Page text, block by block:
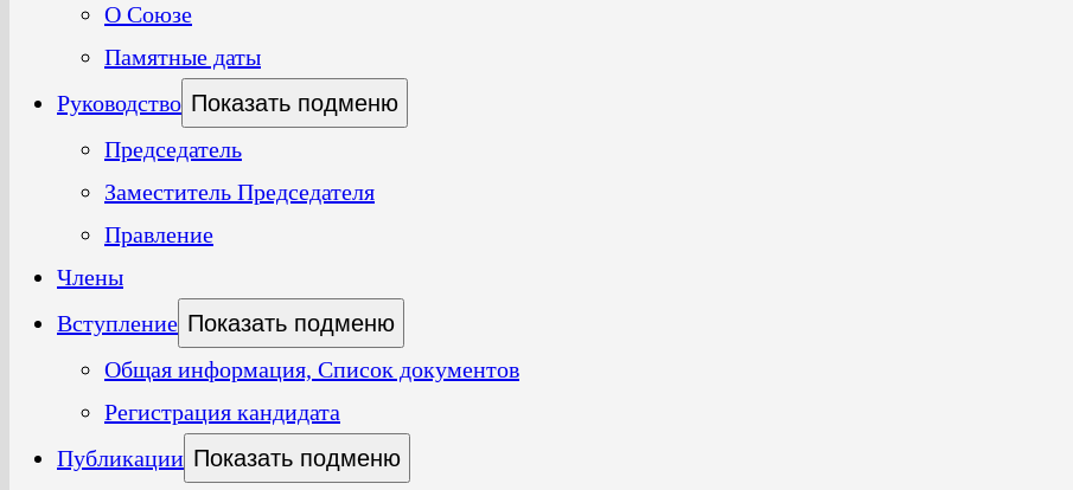
О Союзе
Памятные даты
Руководство Показать подменю
Председатель
Заместитель Председателя
Правление
Члены
Вступление Показать подменю
Общая информация, Список документов
Регистрация кандидата
Публикации Показать подменю